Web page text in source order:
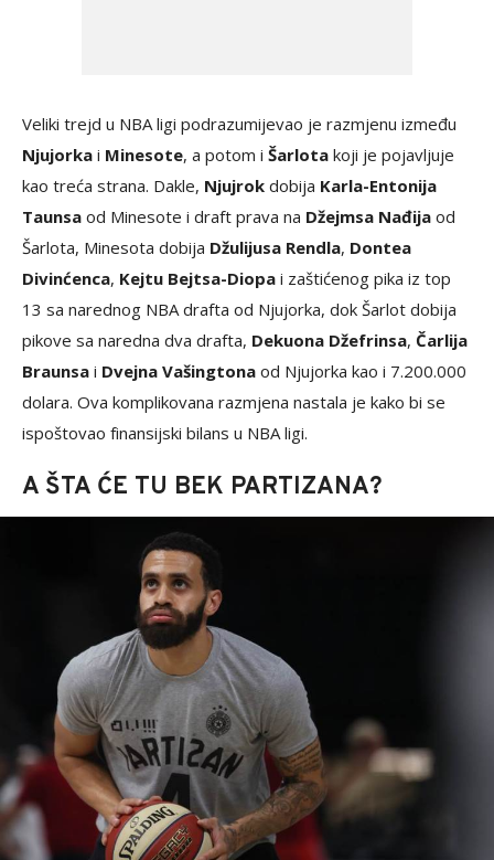
Veliki trejd u NBA ligi podrazumijevao je razmjenu između
Njujorka i Minesote, a potom i Šarlota koji je pojavljuje
kao treća strana. Dakle, Njujrok dobija Karla-Entonija
Taunsa od Minesote i draft prava na Džejmsa Nađija od
Šarlota, Minesota dobija Džulijusa Rendla, Dontea
Divinćenca, Kejtu Bejtsa-Diopa i zaštićenog pika iz top
13 sa narednog NBA drafta od Njujorka, dok Šarlot dobija
pikove sa naredna dva drafta, Dekuona Džefrinsa, Čarlija
Braunsa i Dvejna Vašingtona od Njujorka kao i 7.200.000
dolara. Ova komplikovana razmjena nastala je kako bi se
ispoštovao finansijski bilans u NBA ligi.
A ŠTA ĆE TU BEK PARTIZANA?